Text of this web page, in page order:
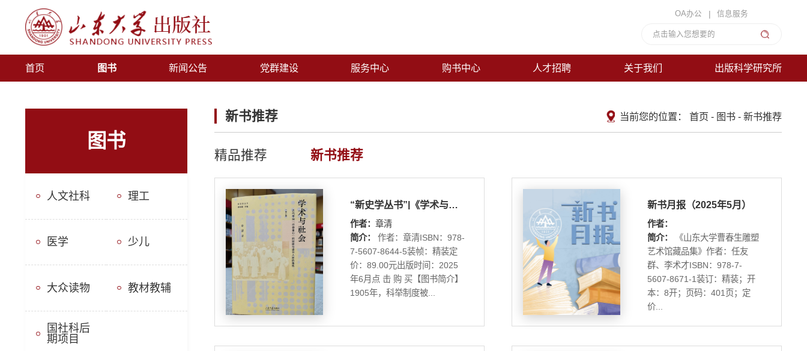
OA办公 | 信息服务
首页 图书 新闻公告 党群建设 服务中心 购书中心 人才招聘 关于我们 出版科学研究所
图书
人文社科 理工
医学 少儿
大众读物 教材教辅
国社科后
期项目
新书推荐 当前您的位置： 首页 - 图书 - 新书推荐
精品推荐 新书推荐
作者： 章清
简介：
7-5607-8644-5装帧：精装定
价：89.00元出版时间：2025
年6月点 击 购 买【图书简介】
1905年，科举制度被...
新书月报（2025年5月）
作者：
简介：
艺术馆藏品集》作者：任友
群、李术才ISBN：978-7-
5607-8671-1装订：精装；开
本：8开；页码：401页；定
价...